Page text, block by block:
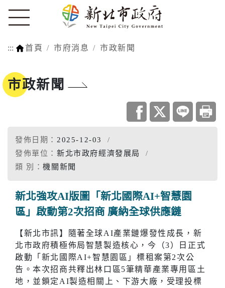
::: 首頁 市府消息 市政新聞
市政新聞
發佈日期： 2025-12-03
發佈單位： 新北市政府經濟發展局
類 別：機關新聞
新北強攻AI版圖「新北國際AI+智慧園
區」啟動第2次招商 廣納全球供應鏈
【新北市訊】隨著全球AI產業鏈爆發性成長，新
北市政府積極佈局智慧製造核心，今（3）日正式
啟動「新北國際AI+智慧園區」標租案第2次公
告。本次招商共釋出林口區5筆精華產業專用區土
地，並鎖定AI製造相關上、下游大廠，受理投標